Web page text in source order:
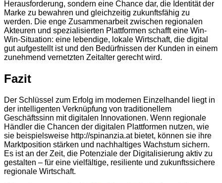
Herausforderung, sondern eine Chance dar, die Identität der
Marke zu bewahren und gleichzeitig zukunftsfähig zu
werden. Die enge Zusammenarbeit zwischen regionalen
Akteuren und spezialisierten Plattformen schafft eine Win-
Win-Situation: eine lebendige, lokale Wirtschaft, die digital
gut aufgestellt ist und den Bedürfnissen der Kunden in einem
zunehmend vernetzten Zeitalter gerecht wird.
Fazit
Der Schlüssel zum Erfolg im modernen Einzelhandel liegt in
der intelligenten Verknüpfung von traditionellem
Geschäftssinn mit digitalen Innovationen. Wenn regionale
Händler die Chancen der digitalen Plattformen nutzen, wie
sie beispielsweise http://spinanzia.at bietet, können sie ihre
Marktposition stärken und nachhaltiges Wachstum sichern.
Es ist an der Zeit, die Potenziale der Digitalisierung aktiv zu
gestalten – für eine vielfältige, resiliente und zukunftssichere
regionale Wirtschaft.